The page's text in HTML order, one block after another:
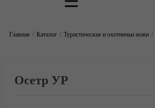
Главная Каталог Туристические и охотничьи ножи
Осетр УР